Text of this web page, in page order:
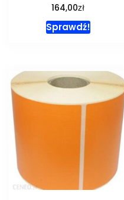
164,00zł
Sprawdź!